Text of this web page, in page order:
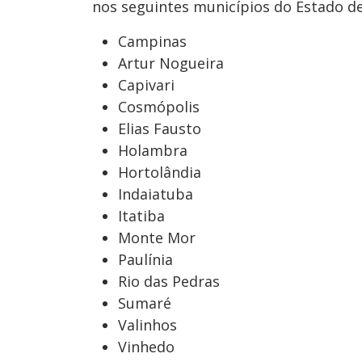
nos seguintes municípios do Estado
Campinas
Artur Nogueira
Capivari
Cosmópolis
Elias Fausto
Holambra
Hortolândia
Indaiatuba
Itatiba
Monte Mor
Paulínia
Rio das Pedras
Sumaré
Valinhos
Vinhedo